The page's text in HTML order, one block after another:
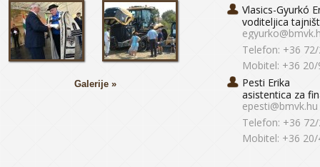
Galerije »
Vlasics-Gyurkó
voditeljica
Telefon: +36
Mobitel: +36
Pesti Erika
asistentica za
epesti@bmvk.hu
Telefon: +36
Mobitel: +36